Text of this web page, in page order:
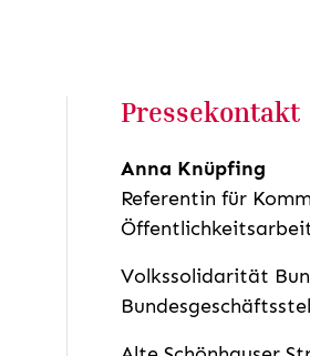
Pressekontakt
Anna Knüpfing
Referentin für
Volkssolidarität